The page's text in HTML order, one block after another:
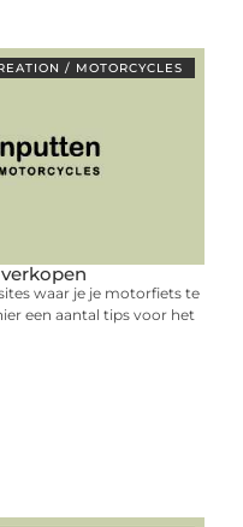
/ MOTORCYCLES
waar je je motorfiets te
een aantal tips voor het